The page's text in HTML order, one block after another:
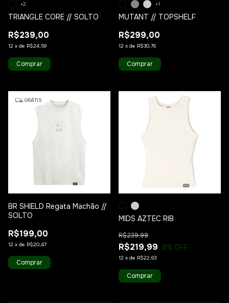
TRIANGLE CORE // SOLTO
R$239,00
12 x de R$24,59
+2
Comprar
MUTANT // TOPSHELF
R$299,00
12 x de R$30,76
+1
Comprar
GRÁTIS
BR SHIELD Regata Machão //
SOLTO
R$199,00
12 x de R$20,47
Comprar
MIDS AZTEC RIB
R$219,99
R$239,99
8% OFF
12 x de R$22,63
Comprar